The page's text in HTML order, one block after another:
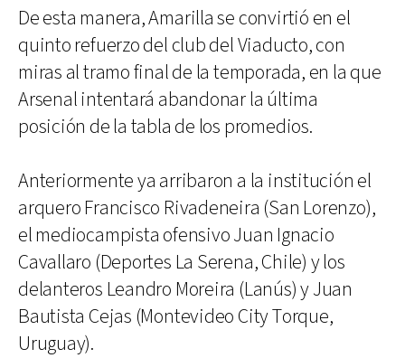
De esta manera, Amarilla se convirtió en el
quinto refuerzo del club del Viaducto, con
miras al tramo final de la temporada, en la que
Arsenal intentará abandonar la última
posición de la tabla de los promedios.
Anteriormente ya arribaron a la institución el
arquero Francisco Rivadeneira (San Lorenzo),
el mediocampista ofensivo Juan Ignacio
Cavallaro (Deportes La Serena, Chile) y los
delanteros Leandro Moreira (Lanús) y Juan
Bautista Cejas (Montevideo City Torque,
Uruguay).